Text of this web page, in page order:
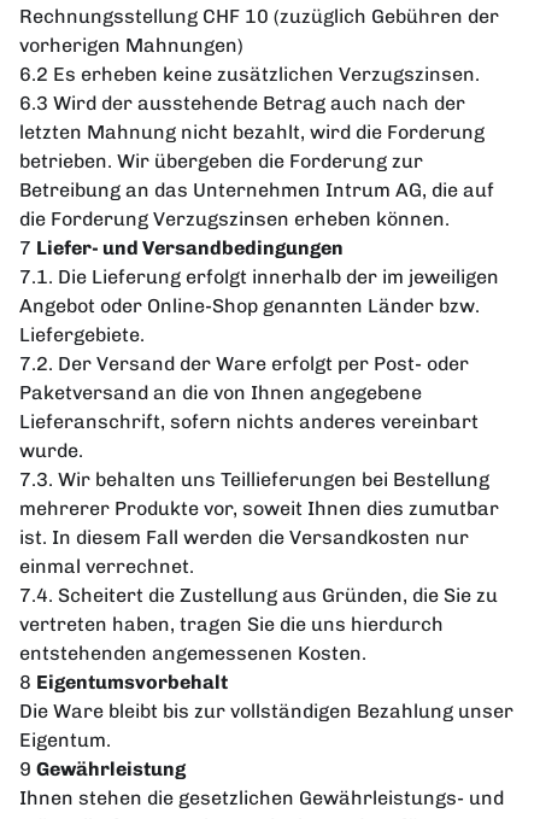
Rechnungsstellung CHF 10 (zuzüglich Gebühren der
vorherigen Mahnungen)
6.2 Es erheben keine zusätzlichen Verzugszinsen.
6.3 Wird der ausstehende Betrag auch nach der
letzten Mahnung nicht bezahlt, wird die Forderung
betrieben. Wir übergeben die Forderung zur
Betreibung an das Unternehmen Intrum AG, die auf
die Forderung Verzugszinsen erheben können.
7 Liefer- und Versandbedingungen
7.1. Die Lieferung erfolgt innerhalb der im jeweiligen
Angebot oder Online-Shop genannten Länder bzw.
Liefergebiete.
7.2. Der Versand der Ware erfolgt per Post- oder
Paketversand an die von Ihnen angegebene
Lieferanschrift, sofern nichts anderes vereinbart
wurde.
7.3. Wir behalten uns Teillieferungen bei Bestellung
mehrerer Produkte vor, soweit Ihnen dies zumutbar
ist. In diesem Fall werden die Versandkosten nur
einmal verrechnet.
7.4. Scheitert die Zustellung aus Gründen, die Sie zu
vertreten haben, tragen Sie die uns hierdurch
entstehenden angemessenen Kosten.
8 Eigentumsvorbehalt
Die Ware bleibt bis zur vollständigen Bezahlung unser
Eigentum.
9 Gewährleistung
Ihnen stehen die gesetzlichen Gewährleistungs- und